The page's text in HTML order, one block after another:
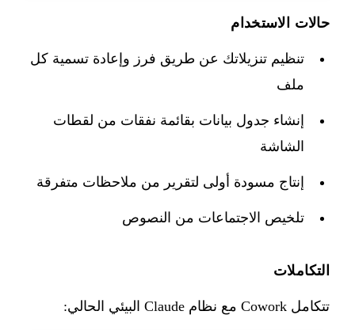
حالات الاستخدام
تنظيم تنزيلاتك عن طريق فرز وإعادة تسمية كل
ملف
إنشاء جدول بيانات بقائمة نفقات من لقطات
الشاشة
إنتاج مسودة أولى لتقرير من ملاحظات متفرقة
تلخيص الاجتماعات من النصوص
التكاملات
تتكامل Cowork مع نظام Claude البيئي الحالي: